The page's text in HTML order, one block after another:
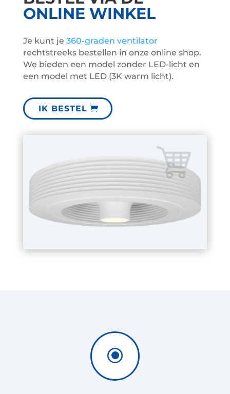
ONLINE WINKEL
Je kunt je 360-graden ventilator
rechtstreeks bestellen in onze online shop.
We bieden een model zonder LED-licht en
een model met LED (3K warm licht).
IK BESTEL
\